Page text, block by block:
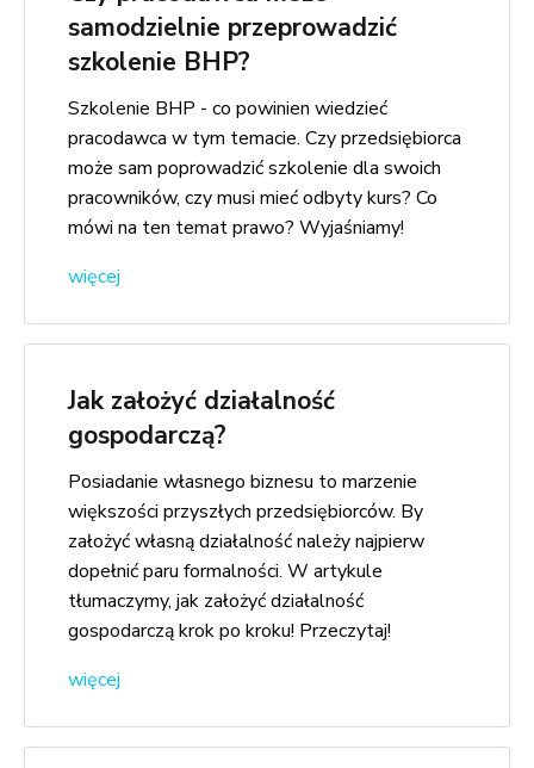
samodzielnie przeprowadzić
szkolenie BHP?
Szkolenie BHP - co powinien wiedzieć
pracodawca w tym temacie. Czy przedsiębiorca
może sam poprowadzić szkolenie dla swoich
pracowników, czy musi mieć odbyty kurs? Co
mówi na ten temat prawo? Wyjaśniamy!
więcej
Jak założyć działalność
gospodarczą?
Posiadanie własnego biznesu to marzenie
większości przyszłych przedsiębiorców. By
założyć własną działalność należy najpierw
dopełnić paru formalności. W artykule
tłumaczymy, jak założyć działalność
gospodarczą krok po kroku! Przeczytaj!
więcej